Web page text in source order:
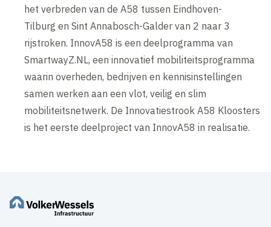
het verbreden van de A58 tussen Eindhoven-
Tilburg en Sint Annabosch-Galder van 2 naar 3
rijstroken. InnovA58 is een deelprogramma van
SmartwayZ.NL, een innovatief mobiliteitsprogramma
waarin overheden, bedrijven en kennisinstellingen
samen werken aan een vlot, veilig en slim
mobiliteitsnetwerk. De Innovatiestrook A58 Kloosters
is het eerste deelproject van InnovA58 in realisatie.